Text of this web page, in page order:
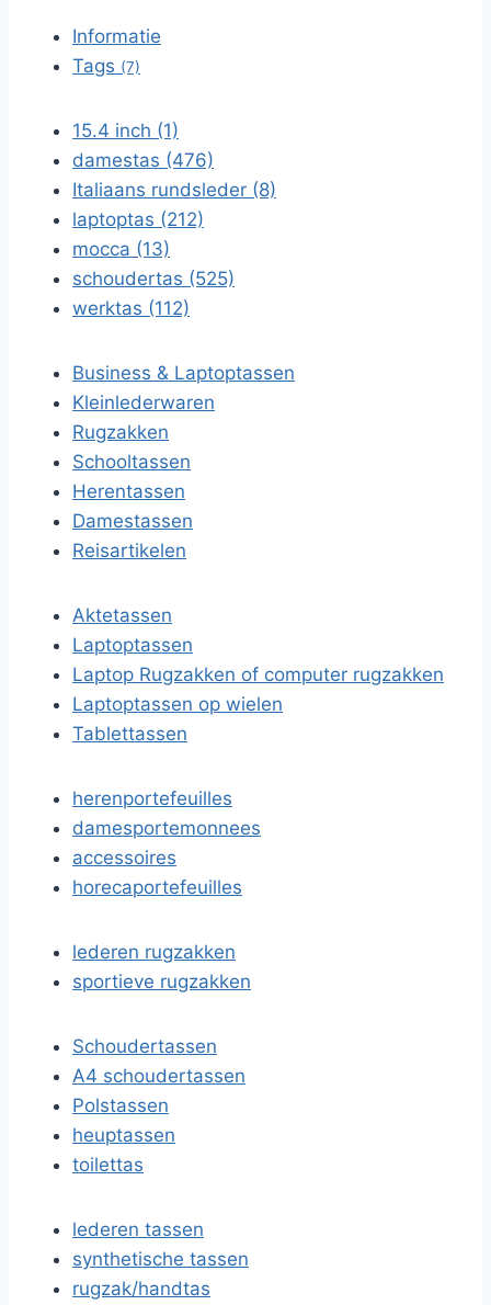
Informatie
Tags (7)
15.4 inch (1)
damestas (476)
Italiaans rundsleder (8)
laptoptas (212)
mocca (13)
schoudertas (525)
werktas (112)
Business & Laptoptassen
Kleinlederwaren
Rugzakken
Schooltassen
Herentassen
Damestassen
Reisartikelen
Aktetassen
Laptoptassen
Laptop Rugzakken of computer rugzakken
Laptoptassen op wielen
Tablettassen
herenportefeuilles
damesportemonnees
accessoires
horecaportefeuilles
lederen rugzakken
sportieve rugzakken
Schoudertassen
A4 schoudertassen
Polstassen
heuptassen
toilettas
lederen tassen
synthetische tassen
rugzak/handtas